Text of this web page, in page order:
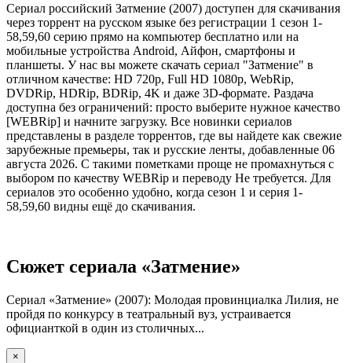
Сериал российский Затмение (2007) доступен для скачивания
через торрент на русском языке без регистрации 1 сезон 1-
58,59,60 серию прямо на компьютер бесплатно или на
мобильные устройства Android, Айфон, смартфоны и
планшеты. У нас вы можете скачать сериал "Затмение" в
отличном качестве: HD 720p, Full HD 1080p, WebRip,
DVDRip, HDRip, BDRip, 4K и даже 3D-формате. Раздача
доступна без ограничений: просто выберите нужное качество
[WEBRip] и начните загрузку. Все новинки сериалов
представлены в разделе торрентов, где вы найдете как свежие
зарубежные премьеры, так и русские ленты, добавленные 06
августа 2026. С такими пометками проще не промахнуться с
выбором по качеству WEBRip и переводу Не требуется. Для
сериалов это особенно удобно, когда сезон 1 и серия 1-
58,59,60 видны ещё до скачивания.
Сюжет сериала «Затмение»
Сериал «Затмение» (2007): Молодая провинциалка Лилия, не
пройдя по конкурсу в театральный вуз, устраивается
официанткой в один из столичных...
×